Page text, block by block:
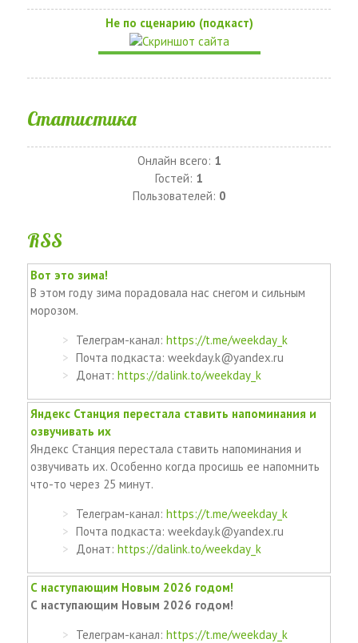
Не по сценарию (подкаст)
Статистика
Онлайн всего: 1
Гостей: 1
Пользователей: 0
RSS
Вот это зима!
В этом году зима порадовала нас снегом и сильным
морозом.
Телеграм-канал: https://t.me/weekday_k
Почта подкаста: weekday.k@yandex.ru
Донат: https://dalink.to/weekday_k
Яндекс Станция перестала ставить напоминания и
озвучивать их
Яндекс Станция перестала ставить напоминания и
озвучивать их. Особенно когда просишь ее напомнить
что-то через 25 минут.
Телеграм-канал: https://t.me/weekday_k
Почта подкаста: weekday.k@yandex.ru
Донат: https://dalink.to/weekday_k
С наступающим Новым 2026 годом!
С наступающим Новым 2026 годом!
Телеграм-канал: https://t.me/weekday_k